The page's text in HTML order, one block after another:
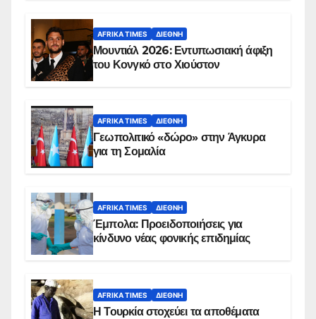
AFRIKA TIMES ΔΙΕΘΝΉ
Μουντιάλ 2026: Εντυπωσιακή άφιξη
του Κονγκό στο Χιούστον
AFRIKA TIMES ΔΙΕΘΝΉ
Γεωπολιτικό «δώρο» στην Άγκυρα
για τη Σομαλία
AFRIKA TIMES ΔΙΕΘΝΉ
Έμπολα: Προειδοποιήσεις για
κίνδυνο νέας φονικής επιδημίας
AFRIKA TIMES ΔΙΕΘΝΉ
Η Τουρκία στοχεύει τα αποθέματα